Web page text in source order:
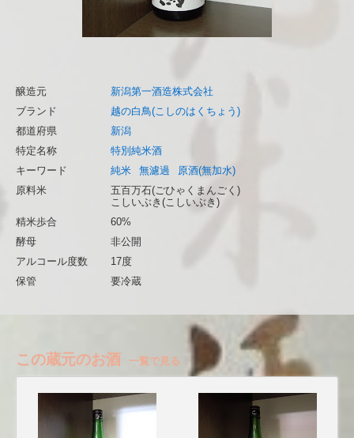
醸造元
新潟第一酒造株式会社
ブランド
越の白鳥(こしのはくちょう)
都道府県
新潟
特定名称
特別純米酒
キーワード
純米 無濾過
原酒(無加水)
原料米
五百万石(ごひゃくまんごく)
こしいぶき(こしいぶき)
精米歩合
60%
酵母
非公開
アルコール度数
17度
保管
要冷蔵
この蔵元のお酒 一覧で見る